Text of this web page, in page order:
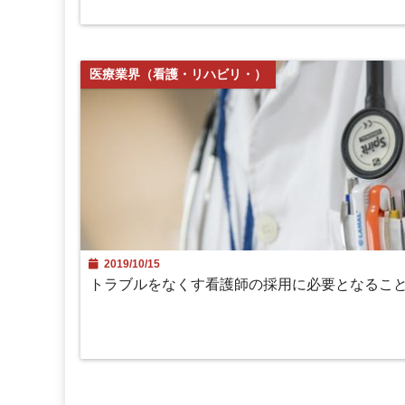
医療業界（看護・リハビリ・）
2019/10/15
トラブルをなくす看護師の採用に必要となるこ